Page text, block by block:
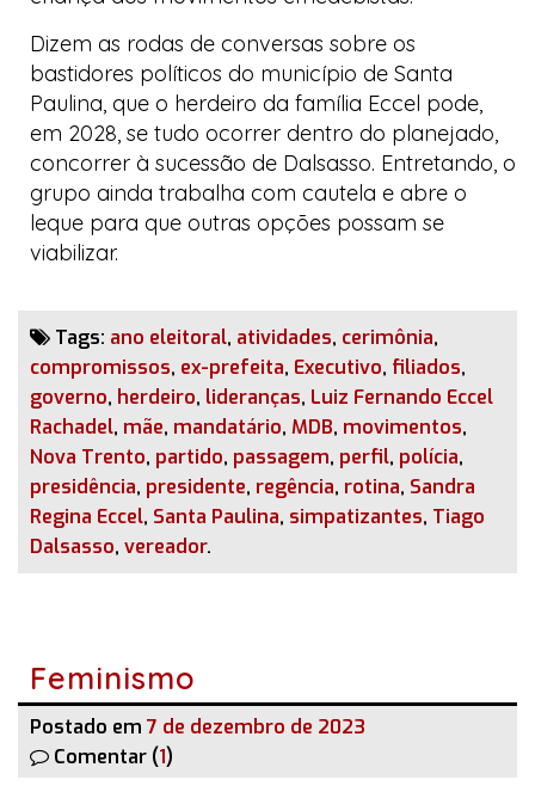
Dizem as rodas de conversas sobre os
bastidores políticos do município de Santa
Paulina, que o herdeiro da família Eccel pode,
em 2028, se tudo ocorrer dentro do planejado,
concorrer à sucessão de Dalsasso. Entretando, o
grupo ainda trabalha com cautela e abre o
leque para que outras opções possam se
viabilizar.
Tags: ano eleitoral, atividades, cerimônia,
compromissos, ex-prefeita, Executivo, filiados,
governo, herdeiro, lideranças, Luiz Fernando Eccel
Rachadel, mãe, mandatário, MDB, movimentos,
Nova Trento, partido, passagem, perfil, polícia,
presidência, presidente, regência, rotina, Sandra
Regina Eccel, Santa Paulina, simpatizantes, Tiago
Dalsasso, vereador.
Feminismo
Postado em 7 de dezembro de 2023
Comentar (1)